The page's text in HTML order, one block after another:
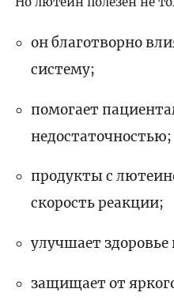
он благотворно
систему;
помогает
недостаточностью;
продукты с
скорость реакции;
улучшает здоровье
защищает от